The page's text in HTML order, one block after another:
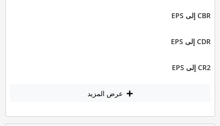
CBR إلى EPS
CDR إلى EPS
CR2 إلى EPS
عرض المزيد